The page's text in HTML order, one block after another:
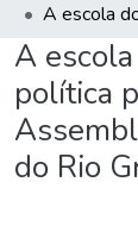
A
política
do Rio